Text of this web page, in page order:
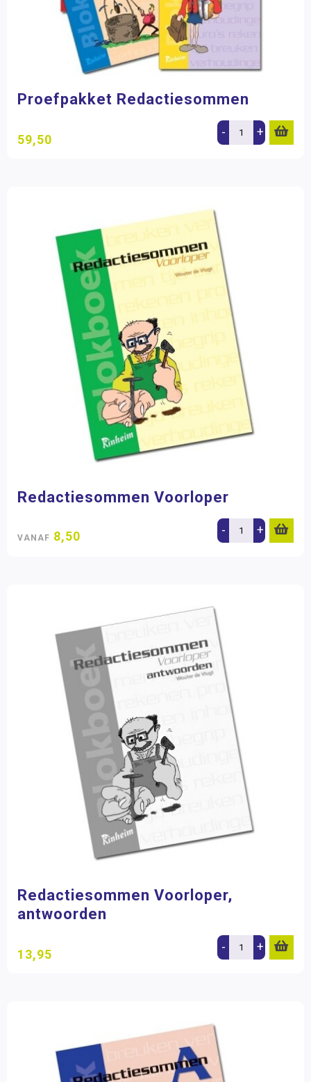
Proefpakket Redactiesommen
59,50 - +
Redactiesommen Voorloper
VANAF 8,50 - +
Redactiesommen Voorloper,
antwoorden
13,95 - +